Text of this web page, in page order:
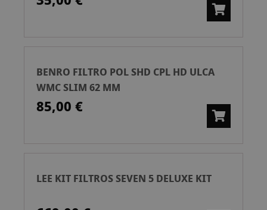
BENRO FILTRO POL SHD CPL HD ULCA
WMC SLIM 62 MM
85,00 €
LEE KIT FILTROS SEVEN 5 DELUXE KIT